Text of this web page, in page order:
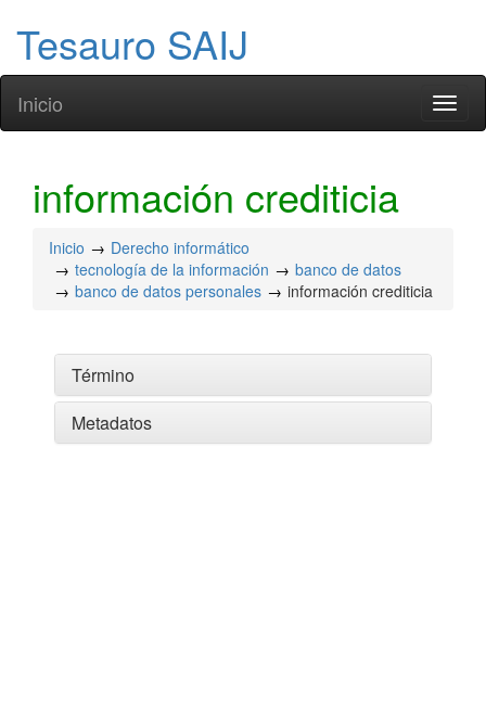
Tesauro SAIJ
Inicio
información crediticia
Inicio
Derecho informático
tecnología de la información
banco de datos
banco de datos personales
información crediticia
Término
Metadatos